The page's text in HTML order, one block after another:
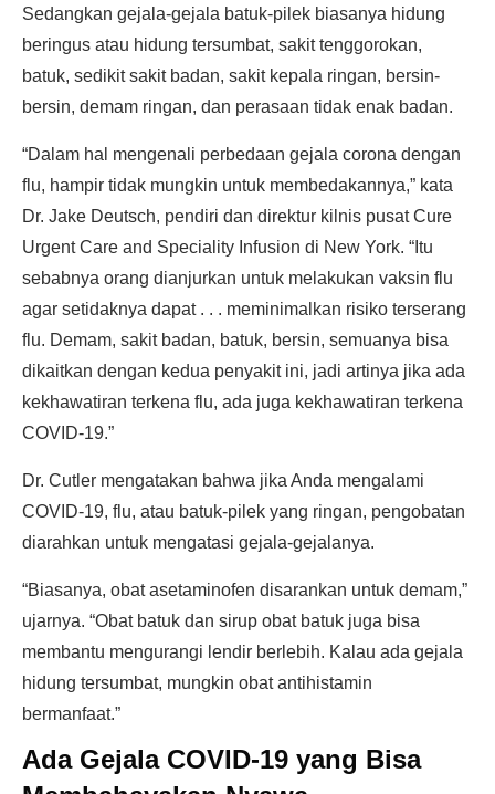
Sedangkan gejala-gejala batuk-pilek biasanya hidung
beringus atau hidung tersumbat, sakit tenggorokan,
batuk, sedikit sakit badan, sakit kepala ringan, bersin-
bersin, demam ringan, dan perasaan tidak enak badan.
“Dalam hal mengenali perbedaan gejala corona dengan
flu, hampir tidak mungkin untuk membedakannya,” kata
Dr. Jake Deutsch, pendiri dan direktur kilnis pusat Cure
Urgent Care and Speciality Infusion di New York. “Itu
sebabnya orang dianjurkan untuk melakukan vaksin flu
agar setidaknya dapat . . . meminimalkan risiko terserang
flu. Demam, sakit badan, batuk, bersin, semuanya bisa
dikaitkan dengan kedua penyakit ini, jadi artinya jika ada
kekhawatiran terkena flu, ada juga kekhawatiran terkena
COVID-19.”
Dr. Cutler mengatakan bahwa jika Anda mengalami
COVID-19, flu, atau batuk-pilek yang ringan, pengobatan
diarahkan untuk mengatasi gejala-gejalanya.
“Biasanya, obat asetaminofen disarankan untuk demam,”
ujarnya. “Obat batuk dan sirup obat batuk juga bisa
membantu mengurangi lendir berlebih. Kalau ada gejala
hidung tersumbat, mungkin obat antihistamin
bermanfaat.”
Ada Gejala COVID-19 yang Bisa